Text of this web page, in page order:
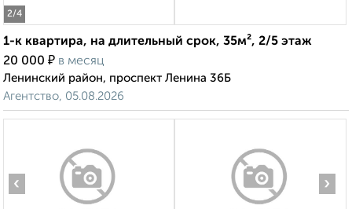
2/4
1-к квартира, на длительный срок, 35м², 2/5 этаж
20 000 ₽ в месяц
Ленинский район, проспект Ленина 36Б
Агентство, 05.08.2026
‹ ›